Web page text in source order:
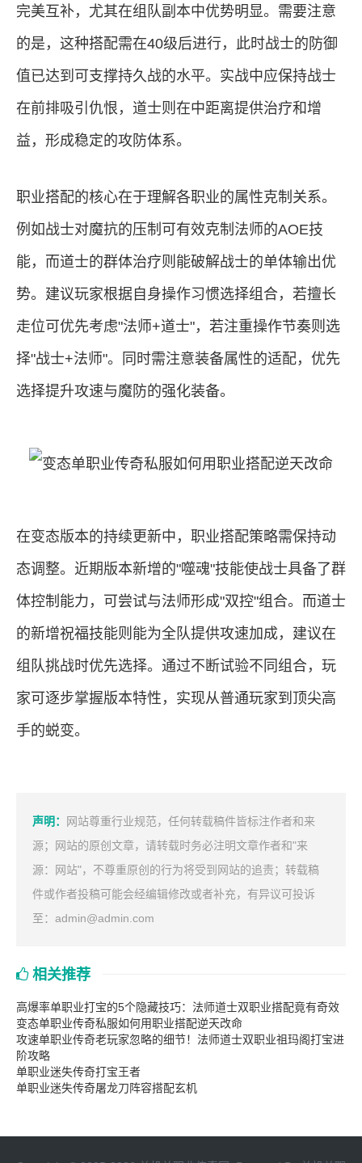
完美互补，尤其在组队副本中优势明显。需要注意
的是，这种搭配需在40级后进行，此时战士的防御
值已达到可支撑持久战的水平。实战中应保持战士
在前排吸引仇恨，道士则在中距离提供治疗和增
益，形成稳定的攻防体系。
职业搭配的核心在于理解各职业的属性克制关系。
例如战士对魔抗的压制可有效克制法师的AOE技
能，而道士的群体治疗则能破解战士的单体输出优
势。建议玩家根据自身操作习惯选择组合，若擅长
走位可优先考虑"法师+道士"，若注重操作节奏则选
择"战士+法师"。同时需注意装备属性的适配，优先
选择提升攻速与魔防的强化装备。
在变态版本的持续更新中，职业搭配策略需保持动
态调整。近期版本新增的"噬魂"技能使战士具备了群
体控制能力，可尝试与法师形成"双控"组合。而道士
的新增祝福技能则能为全队提供攻速加成，建议在
组队挑战时优先选择。通过不断试验不同组合，玩
家可逐步掌握版本特性，实现从普通玩家到顶尖高
手的蜕变。
声明：
网站尊重行业规范，任何转载稿件皆标注作者和来
源；网站的原创文章，请转载时务必注明文章作者和"来
源：网站"，不尊重原创的行为将受到网站的追责；转载稿
件或作者投稿可能会经编辑修改或者补充，有异议可投诉
至：admin@admin.com
相关推荐
高爆率单职业打宝的5个隐藏技巧：法师道士双职业搭配竟有奇效
变态单职业传奇私服如何用职业搭配逆天改命
攻速单职业传奇老玩家忽略的细节！法师道士双职业祖玛阁打宝进
阶攻略
单职业迷失传奇打宝王者
单职业迷失传奇屠龙刀阵容搭配玄机